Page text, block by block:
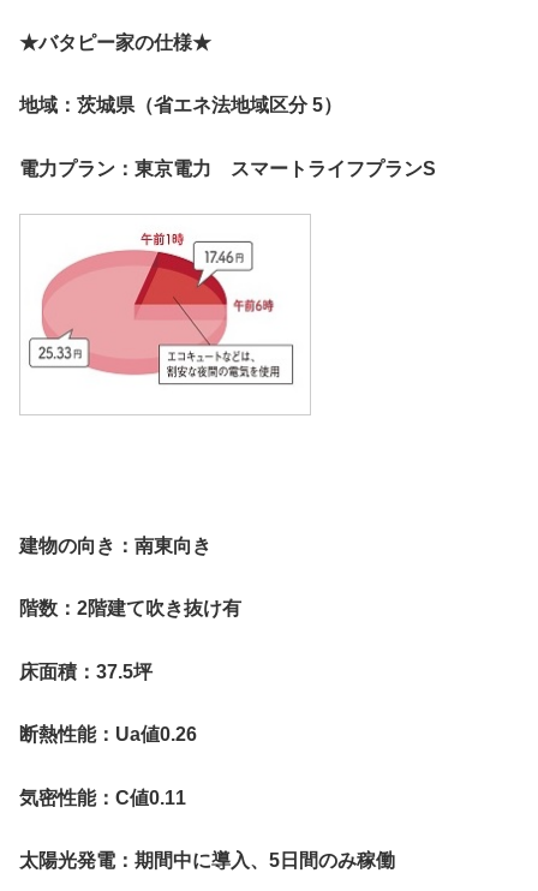
★バタピー家の仕様★
地域：茨城県（省エネ法地域区分 5）
電力プラン：東京電力 スマートライフプランS
建物の向き：南東向き
階数：2階建て吹き抜け有
床面積：37.5坪
断熱性能：Ua値0.26
気密性能：C値0.11
太陽光発電：期間中に導入、5日間のみ稼働